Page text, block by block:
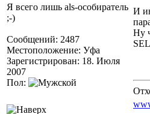
Я всего лишь als-особиратель
;-)
Сообщений: 2487
Местоположение: Уфа
Зарегистрирован: 18. Июля
2007
Пол:
И
Ну